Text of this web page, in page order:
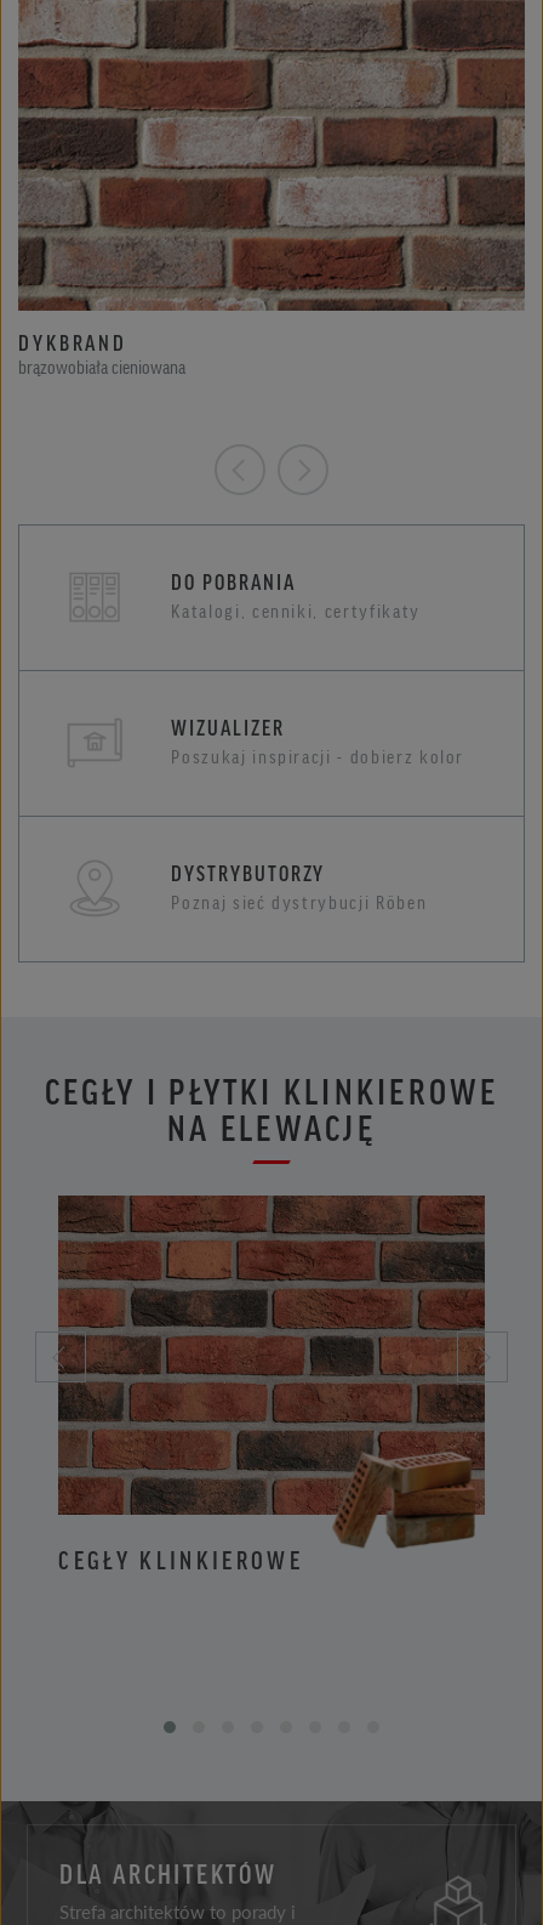
DYKBRAND
brązowobiała cieniowana
DO POBRANIA
Katalogi, cenniki, certyfikaty
WIZUALIZER
Poszukaj inspiracji - dobierz kolor
DYSTRYBUTORZY
Poznaj sieć dystrybucji Röben
CEGŁY I PŁYTKI KLINKIEROWE
NA ELEWACJĘ
CEGŁY KLINKIEROWE
DLA ARCHITEKTÓW
Strefa architektów to porady i